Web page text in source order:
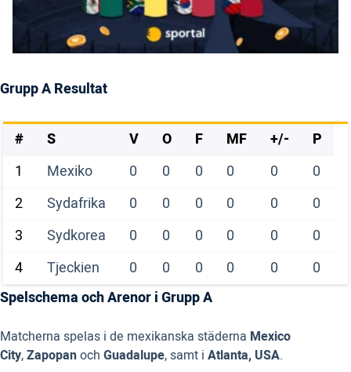
Grupp A Resultat
# S V O F MF +/-
P
1
Mexiko 0 0 0 0 0
0
2
Sydafrika 0 0 0 0 0
0
3
Sydkorea 0 0 0 0 0
0
4
Tjeckien 0 0 0 0 0
0
Spelschema och Arenor i Grupp A
Matcherna spelas i de mexikanska städerna Mexico
City,Zapopanoch Guadalupe, samt i Atlanta, USA.